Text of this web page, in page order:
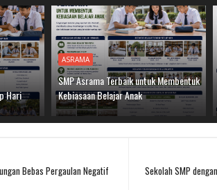
Hari
ASRAMA
SMP Asrama Terbaik untuk Membentuk
Kebiasaan Belajar Anak
Sekolah SMP
Bebas Pergaulan Negatif